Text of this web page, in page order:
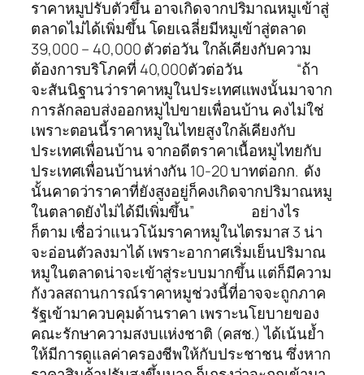
ราคาหมูปรับตัวขึ้น อาจเกิดจากปริมาณหมูเข้าสู่
ตลาดไม่ได้เพิ่มขึ้น โดยเฉลี่ยมีหมูเข้าสู่ตลาด
39,000 – 40,000 ตัวต่อวัน ใกล้เคียงกับความ
ต้องการบริโภคที่ 40,000ตัวต่อวัน “ถ้า
จะสันนิฐานว่าราคาหมูในประเทศแพงนั้นมาจาก
การลักลอบส่งออกหมูไปขายเพื่อนบ้าน คงไม่ใช่
เพราะตอนนี้ราคาหมูในไทยสูงใกล้เคียงกับ
ประเทศเพื่อนบ้าน จากอดีตราคาเนื้อหมูไทยกับ
ประเทศเพื่อนบ้านห่างกัน 10-20 บาทต่อกก. ดัง
นั้นคาดว่าราคาที่ยังสูงอยู่ก็คงเกิดจากปริมาณหมู
ในตลาดยังไม่ได้มีเพิ่มขึ้น” อย่างไร
ก็ตาม เชื่อว่าแนวโน้มราคาหมูในไตรมาส 3 น่า
จะอ่อนตัวลงมาได้ เพราะอากาศเริ่มเย็นปริมาณ
หมูในตลาดน่าจะเข้าสู่ระบบมากขึ้น แต่ก็มีความ
กังวลสถานการณ์ราคาหมูช่วงนี้ที่อาจจะถูกภาค
รัฐเข้ามาควบคุมด้านราคา เพราะนโยบายของ
คณะรักษาความสงบแห่งชาติ (คสช.) ได้เน้นย้ำ
ให้มีการดูแลค่าครองชีพให้กับประชาชน ซึ่งหาก